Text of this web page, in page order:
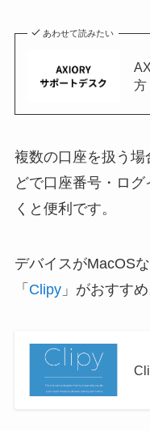
あわせて読みたい
方
複数の口座を扱う
どで口座番号・ロ
くと便利です。
デバイスがMacOS
「 Clipy」がおすすめ